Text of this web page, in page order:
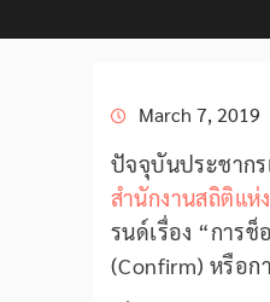
March 7, 2019
ปัจจุบันประชาก
สำนักงานสถิติแห่
รนด์เรื่อง “การ
(Confirm) หรือก